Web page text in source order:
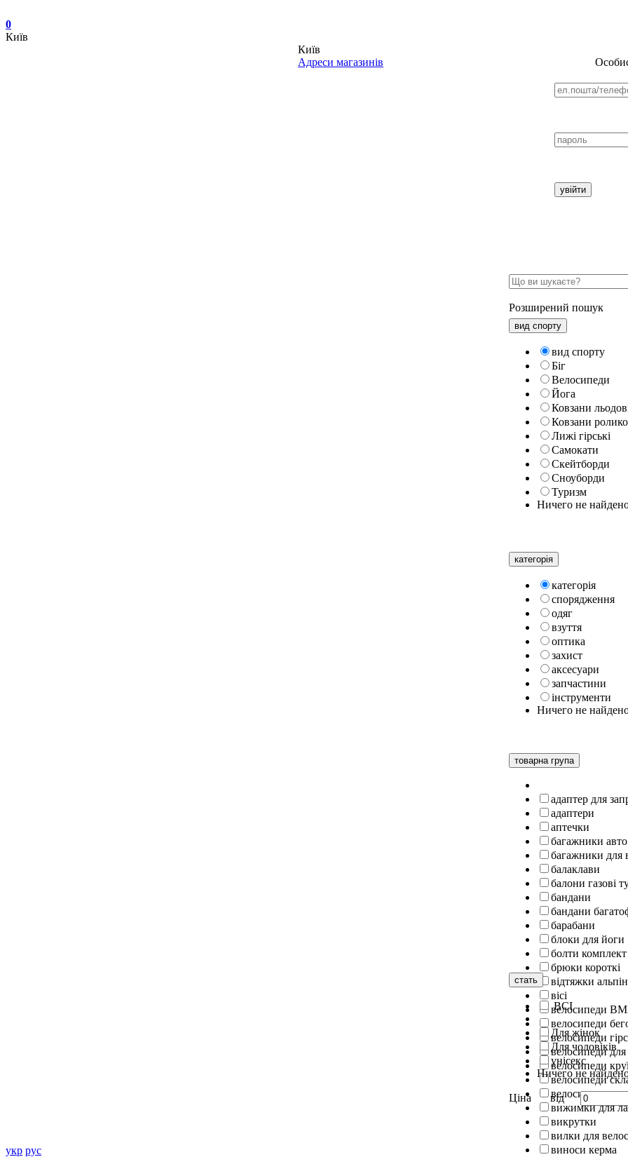
0
Київ
Київ
Адреси магазинів
Розширений пошук
вид спорту
вид спорту
Біг
Велосипеди
Йога
Ковзани
Ковзани
Лижі гірські
Самокати
Скейтборди
Сноуборди
Туризм
Ничего не
категорiя
категорiя
спорядження
одяг
взуття
оптика
захист
аксесуари
запчастини
інструменти
Ничего не
товарна група
адаптер для
адаптери
аптечки
багажники авто
багажники для
балаклави
балони газові
бандани
бандани
барабани
блоки для йоги
болти комплект
брюки короткі
відтяжки
вісі
велосипеди
велосипеди
велосипеди
велосипеди
велосипеди
велосипеди
велосипеди
вижимки для
викрутки
вилки для
виноси керма
стать
ВСІ
Для жінок
Для чоловіків
унісекс
Ничего не
Ціна від
укр рус